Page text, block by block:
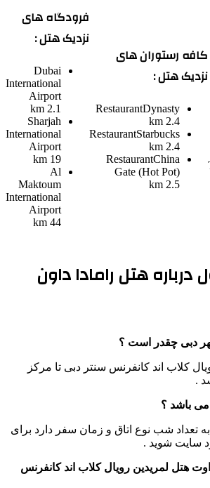
کافه رستوران های
نزدیک هتل :
RestaurantDynasty
2.4 km
RestaurantStarbucks
2.4 km
RestaurantChina
Gate (Hot Pot)
2.5 km
فرودگاه های
نزدیک هتل :
Dubai
International
Airport
2.1 km
Sharjah
International
Airport
19 km
Al
Maktoum
International
Airport
44 km
هتل رامادا داون
دبی چقدر است ؟
کلاب اند کانفرنس سنتر دبی تا مرکز
می باشد ؟
تعداد شب نوع اتاق و زمان سفر دارد برای
سایت شوید .
هتل لمریدین رویال کلاب اند کانفرنس